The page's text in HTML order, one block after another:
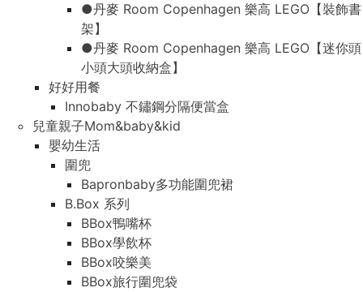
●丹麥 Room Copenhagen 樂高 LEGO【裝飾書
架】
●丹麥 Room Copenhagen 樂高 LEGO【迷你頭
小頭大頭收納盒】
好好用餐
Innobaby 不鏽鋼分隔便當盒
兒童親子Mom&baby&kid
嬰幼生活
圍兜
Bapronbaby多功能圍兜裙
B.Box 系列
BBox鴨嘴杯
BBox學飲杯
BBox咬樂美
BBox旅行圍兜袋